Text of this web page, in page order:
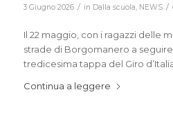
3 Giugno 2026 / in Dalla scuola, NEWS /
Il 22 maggio, con i ragazzi delle
strade di Borgomanero a
tredicesima tappa del Giro
Continua a leggere